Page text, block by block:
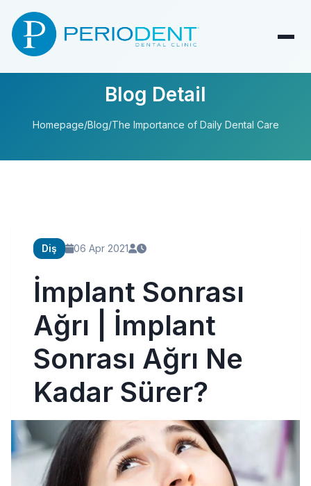
Blog Detail
Homepage/Blog/The Importance of Daily Dental Care
Diş 06 Apr 2021
İmplant Sonrası
Ağrı | İmplant
Sonrası Ağrı Ne
Kadar Sürer?